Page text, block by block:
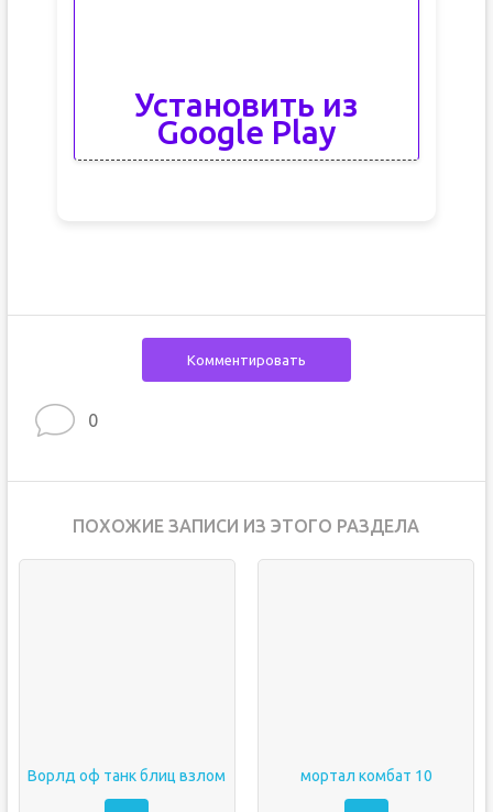
Установить из
Google Play
Комментировать
0
ПОХОЖИЕ ЗАПИСИ ИЗ ЭТОГО РАЗДЕЛА
Ворлд оф танк блиц взлом мортал комбат 10